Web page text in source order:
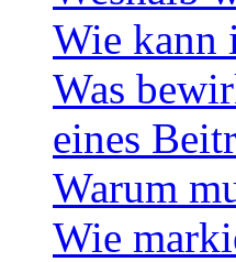
Wie kann
Was
eines
Warum
Wie